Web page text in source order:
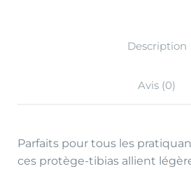
Description
Avis (0)
Parfaits pour tous les
ces protège-tibias allient